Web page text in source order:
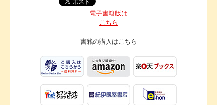
電子書籍版は
こちら
書籍の購入はこちら